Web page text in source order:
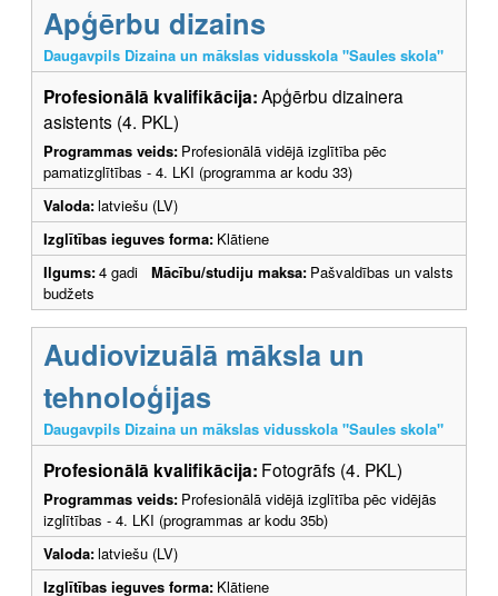
Apģērbu dizains
Daugavpils Dizaina un mākslas vidusskola "Saules skola"
Profesionālā kvalifikācija:Apģērbu dizainera
asistents (4. PKL)
Programmas veids: Profesionālā vidējā izglītība pēc
pamatizglītības - 4. LKI (programma ar kodu 33)
Valoda:latviešu (LV)
Izglītības ieguves forma: Klātiene
Ilgums:4 gadi Mācību/studiju maksa: Pašvaldības un valsts
budžets
Audiovizuālā māksla un
tehnoloģijas
Daugavpils Dizaina un mākslas vidusskola "Saules skola"
Profesionālā kvalifikācija: Fotogrāfs (4. PKL)
Programmas veids: Profesionālā vidējā izglītība pēc vidējās
izglītības - 4. LKI (programmas ar kodu 35b)
Valoda:latviešu (LV)
Izglītības ieguves forma: Klātiene